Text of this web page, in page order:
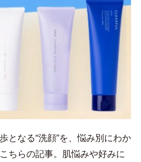
となる“洗顔”を、悩み別にわか
ちらの記事。肌悩みや好みに